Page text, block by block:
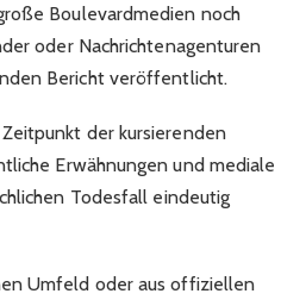
Boulevardmedien noch
oder Nachrichtenagenturen
Bericht veröffentlicht.
der kursierenden
Erwähnungen und mediale
Todesfall eindeutig
Umfeld oder aus offiziellen